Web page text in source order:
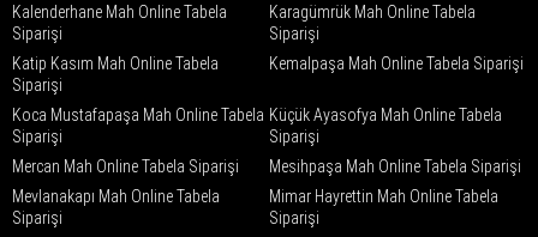
Kalenderhane Mah Online Tabela
Siparişi
Karagümrük Mah Online Tabela
Siparişi
Katip Kasım Mah Online Tabela
Siparişi
Kemalpaşa Mah Online Tabela Siparişi
Koca Mustafapaşa Mah Online Tabela
Siparişi
Küçük Ayasofya Mah Online Tabela
Siparişi
Mercan Mah Online Tabela Siparişi
Mesihpaşa Mah Online Tabela Siparişi
Mevlanakapı Mah Online Tabela
Siparişi
Mimar Hayrettin Mah Online Tabela
Siparişi